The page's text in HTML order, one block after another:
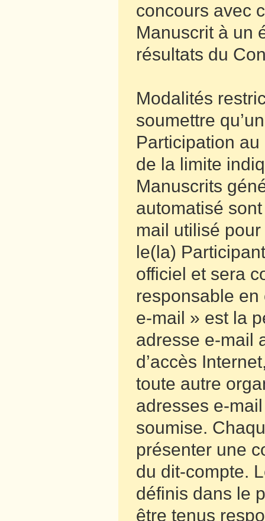
concours avec
Manuscrit à un
résultats du
Modalités
soumettre
Participation
de la limite
Manuscrits
automatisé
mail utilisé
le(la)
officiel et sera
responsable
e-mail » est la
adresse e-mail
d’accès
toute autre
adresses e-
soumise.
présenter une
du dit-compte.
définis dans le
être tenus